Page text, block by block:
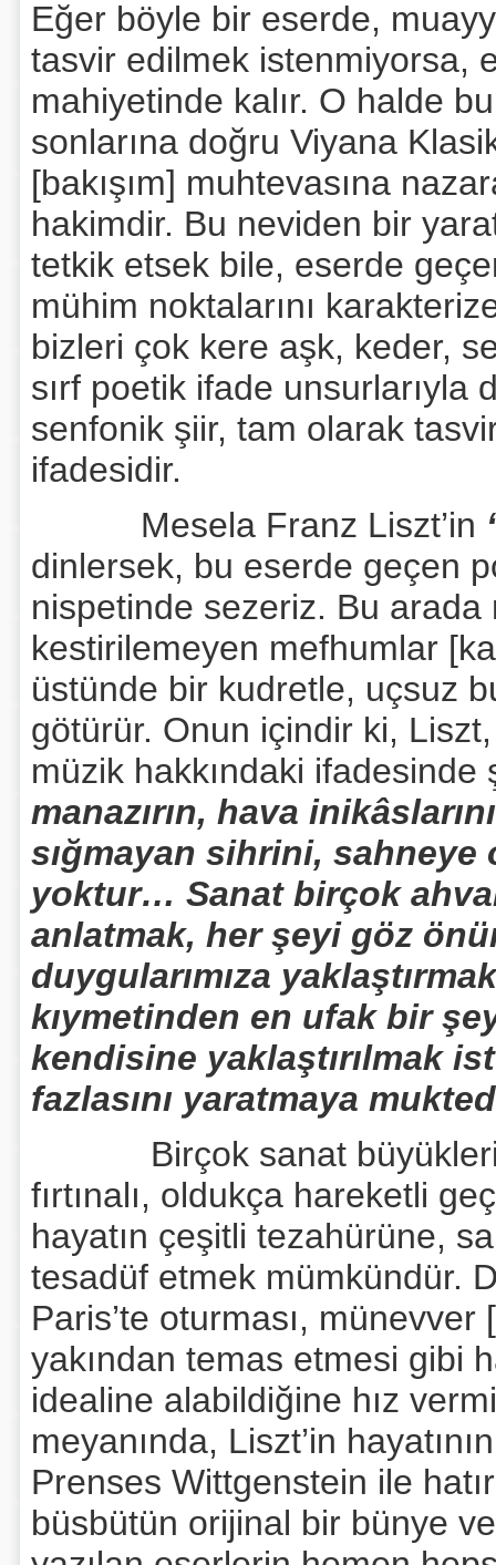
Eğer böyle bir eserde,
tasvir edilmek istenmiyorsa,
mahiyetinde kalır. O halde
sonlarına doğru Viyana
[bakışım] muhtevasına
hakimdir. Bu neviden bir
tetkik etsek bile, eserde
mühim noktalarını
bizleri çok kere aşk, keder,
sırf poetik ifade unsurlarıyla
senfonik şiir, tam olarak
ifadesidir.
Mesela Franz Liszt’in
dinlersek, bu eserde geçen
nispetinde sezeriz. Bu
kestirilemeyen mefhumlar
üstünde bir kudretle, uçsuz
götürür. Onun içindir ki,
müzik hakkındaki
manazırın, hava
sığmayan sihrini,
yoktur… Sanat birçok
anlatmak, her şeyi göz
duygularımıza
kıymetinden en ufak bir
kendisine yaklaştırılmak
fazlasını yaratmaya
Birçok sanat büyükleri
fırtınalı, oldukça hareketli
hayatın çeşitli tezahürüne,
tesadüf etmek mümkündür.
Paris’te oturması,
yakından temas etmesi gibi
idealine alabildiğine hız
meyanında, Liszt’in
Prenses Wittgenstein ile
büsbütün orijinal bir bünye